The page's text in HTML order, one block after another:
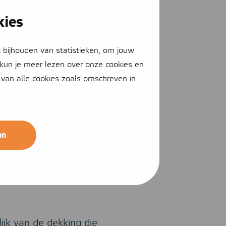
bijhouden van statistieken, om jouw
je meer lezen over onze cookies en
alle cookies zoals omschreven in
is.
Ook dan is
namelijk altijd een
ook altijd bij het
Is de schade
aan het begin
risico.
van de dekking die